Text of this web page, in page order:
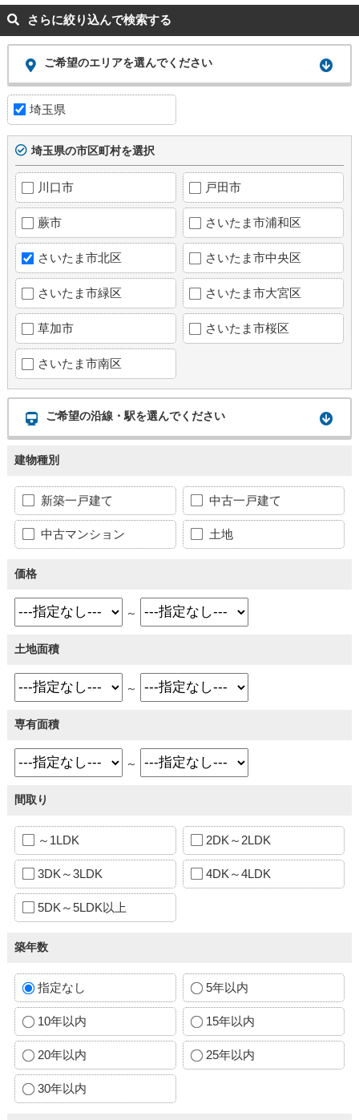
さらに絞り込んで検索する
ご希望のエリアを選んでください
埼玉県
埼玉県の市区町村を選択
川口市 戸田市
蕨市 さいたま市浦和区
さいたま市北区 さいたま市中央区
さいたま市緑区 さいたま市大宮区
草加市 さいたま市桜区
さいたま市南区
ご希望の沿線・駅を選んでください
建物種別
新築一戸建て 中古一戸建て
中古マンション 土地
価格
～
土地面積
～
専有面積
～
間取り
～1LDK 2DK～2LDK
3DK～3LDK 4DK～4LDK
5DK～5LDK以上
築年数
指定なし 5年以内
10年以内 15年以内
20年以内 25年以内
30年以内